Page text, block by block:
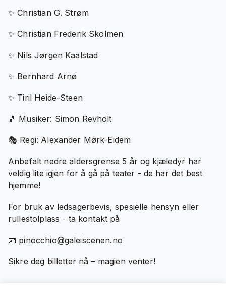
✨ Christian G. Strøm
✨ Christian Frederik Skolmen
✨ Nils Jørgen Kaalstad
✨ Bernhard Arnø
✨ Tiril Heide-Steen
🎵 Musiker: Simon Revholt
🎭 Regi: Alexander Mørk-Eidem
Anbefalt nedre aldersgrense 5 år og kjæledyr har
veldig lite igjen for å gå på teater - de har det best
hjemme!
For bruk av ledsagerbevis, spesielle hensyn eller
rullestolplass - ta kontakt på
📧 pinocchio@galeiscenen.no
Sikre deg billetter nå – magien venter!